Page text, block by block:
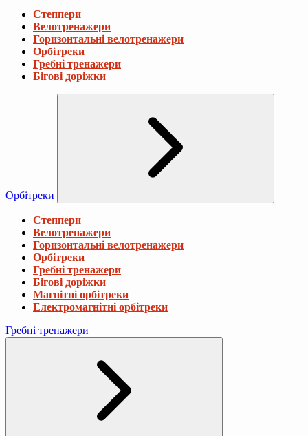
Степпери
Велотренажери
Горизонтальні велотренажери
Орбітреки
Гребні тренажери
Бігові доріжки
Орбітреки
Степпери
Велотренажери
Горизонтальні велотренажери
Орбітреки
Гребні тренажери
Бігові доріжки
Магнітні орбітреки
Електромагнітні орбітреки
Гребні тренажери